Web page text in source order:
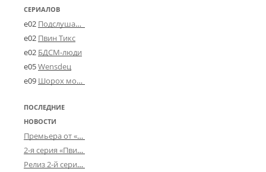
СЕРИАЛОВ
e02 Подслушано в Угличе
e02 Пвин Тикс
e02 БДСМ-люди
e05Wensdeц
e09 Шорох мозговины
ПОСЛЕДНИЕ
НОВОСТИ
Премьера от «Усталого королевства»: «Игорь начал»
2-я серия «Пвин Тикса» от 2-D
Релиз 2-й серии «БДСМ-людей» от «Аркада Фильм»